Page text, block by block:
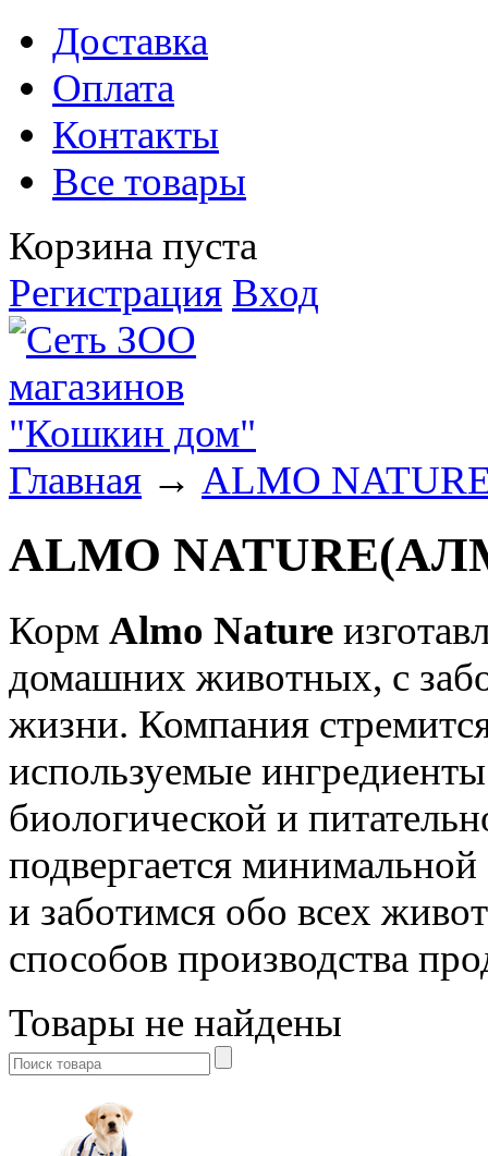
Доставка
Оплата
Контакты
Все товары
Корзина пуста
Регистрация Вход
Главная → ALMO
ALMO
Корм Almo Nature
домашних животных, с
жизни. Компания
используемые
биологической и
подвергается
и заботимся обо всех
способов производства
Товары не найдены